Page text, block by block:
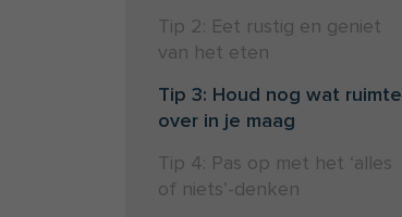
Tip 2: Eet rustig en geniet
van het eten
Tip 3: Houd nog wat ruimte
over in je maag
Tip 4: Pas op met het ‘alles
of niets’-denken